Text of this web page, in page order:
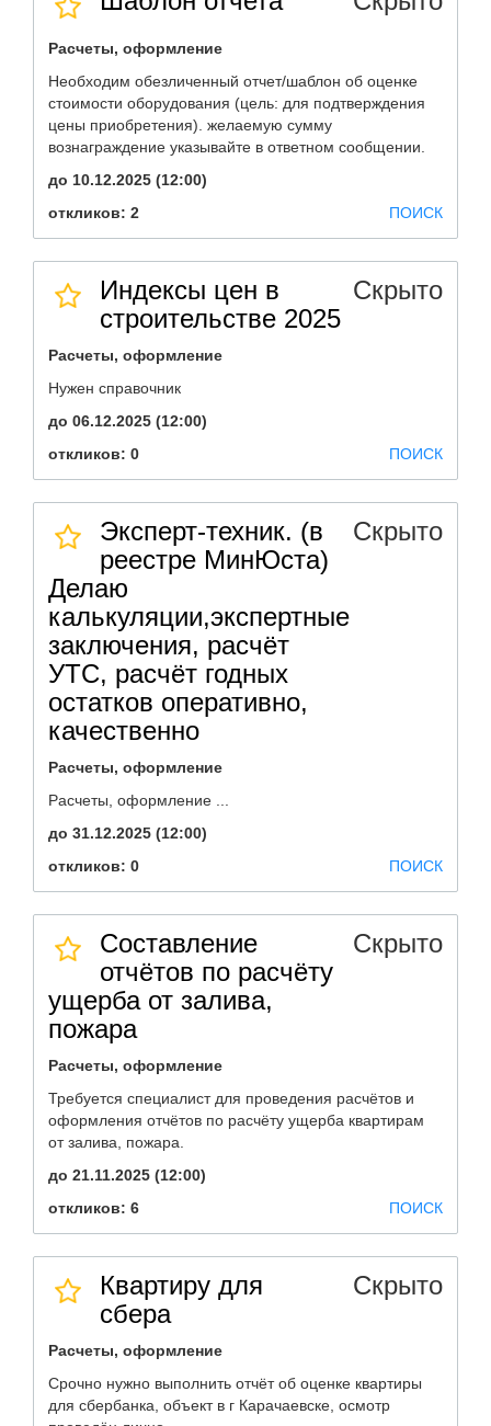
Расчеты, оформление
Необходим обезличенный отчет/шаблон об оценке
стоимости оборудования (цель: для подтверждения
цены приобретения). желаемую сумму
вознаграждение указывайте в ответном сообщении.
до 10.12.2025 (12:00)
откликов: 2
ПОИСК
Индексы цен в
строительстве 2025
Скрыто
Расчеты, оформление
Нужен справочник
до 06.12.2025 (12:00)
откликов: 0
ПОИСК
Эксперт-техник. (в
реестре МинЮста)
Делаю
калькуляции,экспертные
заключения, расчёт
УТС, расчёт годных
остатков оперативно,
качественно
Скрыто
Расчеты, оформление
Расчеты, оформление ...
до 31.12.2025 (12:00)
откликов: 0
ПОИСК
Составление
отчётов по расчёту
ущерба от залива,
пожара
Скрыто
Расчеты, оформление
Требуется специалист для проведения расчётов и
оформления отчётов по расчёту ущерба квартирам
от залива, пожара.
до 21.11.2025 (12:00)
откликов: 6
ПОИСК
Квартиру для
сбера
Скрыто
Расчеты, оформление
Срочно нужно выполнить отчёт об оценке квартиры
для сбербанка, объект в г Карачаевске, осмотр